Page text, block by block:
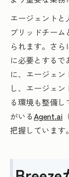
エージェント
ブリッドチー
られます。さ
に必要とする
に、エージェ
し、エージェ
る環境も整備し
がいるAgent.ai
把握しています。